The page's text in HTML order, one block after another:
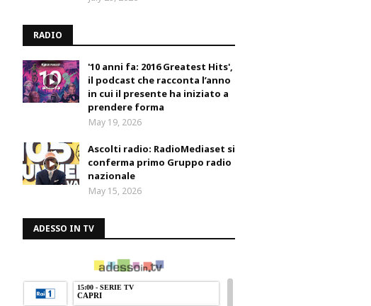
RADIO
'10 anni fa: 2016 Greatest Hits',
il podcast che racconta l’anno
in cui il presente ha iniziato a
prendere forma
May 19, 2026
Ascolti radio: RadioMediaset si
conferma primo Gruppo radio
nazionale
May 15, 2026
ADESSO IN TV